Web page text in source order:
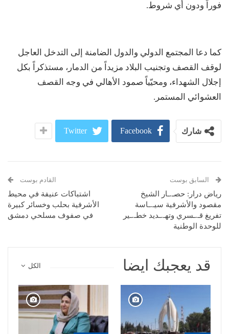
فوراً ودون أي شروط.
كما دعا المجتمع الدولي والدول الضامنة إلى التدخل العاجل
لوقف القصف وتجنيب البلاد مزيداً من الدمار، مستذكراً بكل
إجلال الشهداء، ومحيّياً صمود الأهالي في وجه القصف
العشوائي المستمر.
شارك Facebook
Twitter
السابق بوست
رياض درار: حصـ.ـار الشيخ
مقصود والأشرفية سيـ.ـاسة
تفريغ قـ.ـسري وتهـ.ـديد خطـ.ـير
للوحدة الوطنية
القادم بوست
اشتباكات عنيفة في محيط
الأشرفية بحلب وخسائر كبيرة
في صفوف مسلحي دمشق
الكل قد يعجبك ايضا